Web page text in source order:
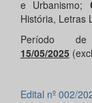
e Urbanismo;
História, Letras
Período
15/05/2025
Edital nº 002/